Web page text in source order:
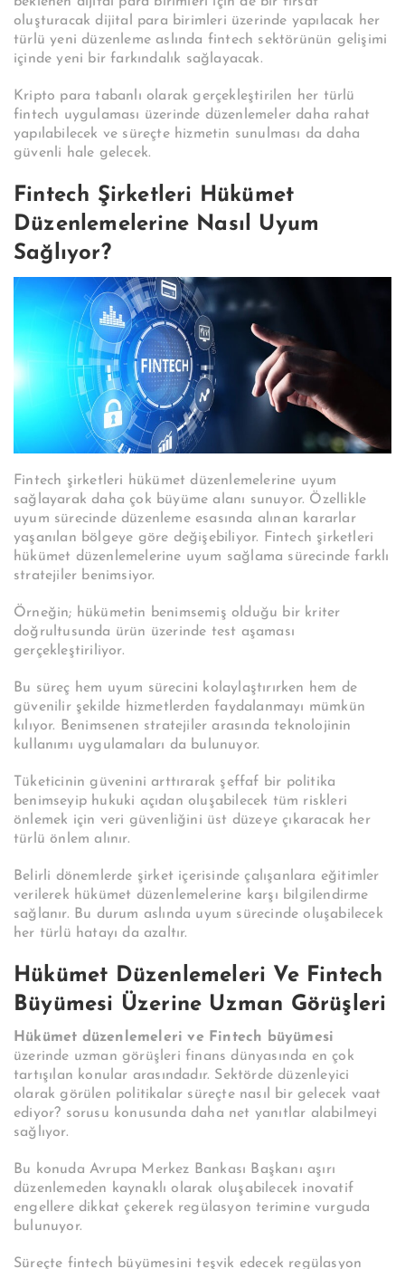
oluşturacak dijital para birimleri üzerinde yapılacak her
türlü yeni düzenleme aslında fintech sektörünün gelişimi
içinde yeni bir farkındalık sağlayacak.
Kripto para tabanlı olarak gerçekleştirilen her türlü
fintech uygulaması üzerinde düzenlemeler daha rahat
yapılabilecek ve süreçte hizmetin sunulması da daha
güvenli hale gelecek.
Fintech Şirketleri Hükümet
Düzenlemelerine Nasıl Uyum
Sağlıyor?
Fintech şirketleri hükümet düzenlemelerine uyum
sağlayarak daha çok büyüme alanı sunuyor. Özellikle
uyum sürecinde düzenleme esasında alınan kararlar
yaşanılan bölgeye göre değişebiliyor. Fintech şirketleri
hükümet düzenlemelerine uyum sağlama sürecinde farklı
stratejiler benimsiyor.
Örneğin; hükümetin benimsemiş olduğu bir kriter
doğrultusunda ürün üzerinde test aşaması
gerçekleştiriliyor.
Bu süreç hem uyum sürecini kolaylaştırırken hem de
güvenilir şekilde hizmetlerden faydalanmayı mümkün
kılıyor. Benimsenen stratejiler arasında teknolojinin
kullanımı uygulamaları da bulunuyor.
Tüketicinin güvenini arttırarak şeffaf bir politika
benimseyip hukuki açıdan oluşabilecek tüm riskleri
önlemek için veri güvenliğini üst düzeye çıkaracak her
türlü önlem alınır.
Belirli dönemlerde şirket içerisinde çalışanlara eğitimler
verilerek hükümet düzenlemelerine karşı bilgilendirme
sağlanır. Bu durum aslında uyum sürecinde oluşabilecek
her türlü hatayı da azaltır.
Hükümet Düzenlemeleri Ve Fintech
Büyümesi Üzerine Uzman Görüşleri
Hükümet düzenlemeleri ve Fintech büyümesi
üzerinde uzman görüşleri finans dünyasında en çok
tartışılan konular arasındadır. Sektörde düzenleyici
olarak görülen politikalar süreçte nasıl bir gelecek vaat
ediyor? sorusu konusunda daha net yanıtlar alabilmeyi
sağlıyor.
Bu konuda Avrupa Merkez Bankası Başkanı aşırı
düzenlemeden kaynaklı olarak oluşabilecek inovatif
engellere dikkat çekerek regülasyon terimine vurguda
bulunuyor.
Süreçte fintech büyümesini teşvik edecek regülasyon